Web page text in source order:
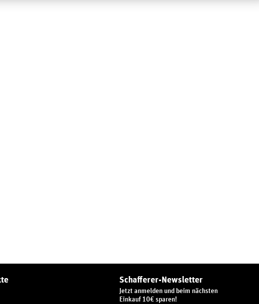
Schafferer-Newsletter
Jetzt anmelden und beim nächsten
Einkauf 10€ sparen!